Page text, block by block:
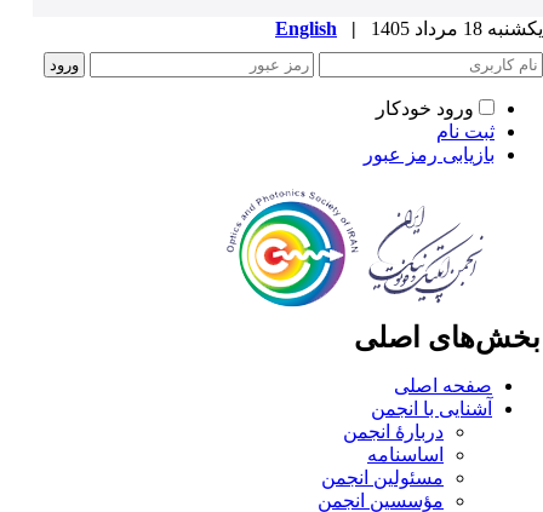
18 مرداد 1405 |
English
ورود خودکار
ثبت نام
بازیابی رمز عبور
اصلی
صفحه اصلی
آشنایی با انجمن
دربارۀ انجمن
اساسنامه
مسئولین انجمن
مؤسسین انجمن